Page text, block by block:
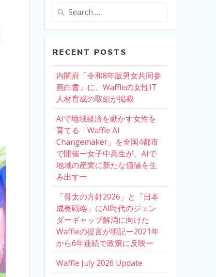
Search
RECENT POSTS
内閣府「令和8年版男女共同参
画白書」に、Waffleの女性IT
人材育成の取組が掲載
AIで地域経済を動かす女性を
育てる「Waffle AI
Changemaker」を全国4都市
で開催ー女子中高生が、AIで
地域の産業に新たな価値を生
み出すー
「骨太の方針2026」と「日本
成長戦略」にAI時代のジェン
ダーギャップ解消に向けた
Waffleの提言が明記ー2021年
から6年連続で政策に反映ー
Waffle July 2026 Update